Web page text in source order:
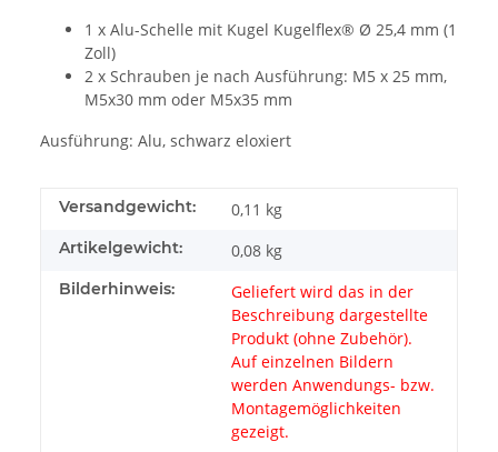
1 x Alu-Schelle mit Kugel Kugelflex® Ø 25,4 mm (1
Zoll)
2 x Schrauben je nach Ausführung: M5 x 25 mm,
M5x30 mm oder M5x35 mm
Ausführung: Alu, schwarz eloxiert
Versandgewicht: 0,11 kg
Artikelgewicht: 0,08 kg
Bilderhinweis:
Geliefert wird das in der
Beschreibung dargestellte
Produkt (ohne Zubehör).
Auf einzelnen Bildern
werden Anwendungs- bzw.
Montagemöglichkeiten
gezeigt.